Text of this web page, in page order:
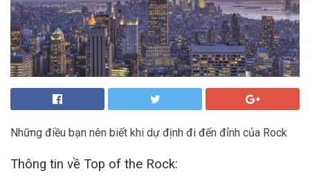
Những điều bạn nên biết khi dự định đi đến đỉnh của Rock
Thông tin về Top of the Rock: